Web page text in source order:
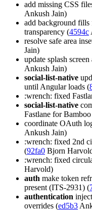
add missing CSS
Ankush Jain)
add background fills
transparency (4594c
resolve safe area
Jain)
update splash
Ankush Jain)
social-list-native
until Angular loads (
:wrench: fixed
social-list-native
Fastlane for
coordinate OAuth
Ankush Jain)
:wrench: fixed 2nd
(92fa0 Bjorn
:wrench: fixed
Harvold)
auth make token
present (ITS-2931) (
authentication
overrides (ed5b3